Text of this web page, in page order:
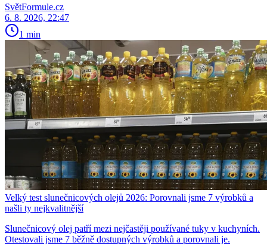
SvětFormule.cz
6. 8. 2026, 22:47
1 min
Velký test slunečnicových olejů 2026: Porovnali jsme 7 výrobků a
našli ty nejkvalitnější
Slunečnicový olej patří mezi nejčastěji používané tuky v kuchyních.
Otestovali jsme 7 běžně dostupných výrobků a porovnali je.